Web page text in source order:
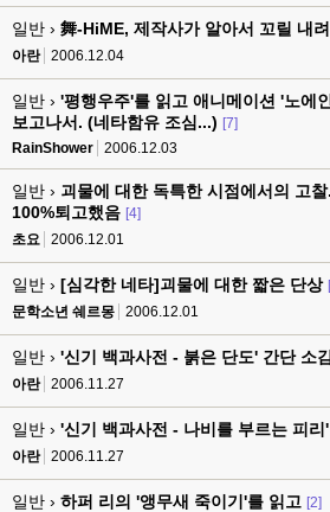
일반 › 舞-HiME, 제작사가 알아서 꼬릴 내
아란
2006.12.04
일반 › '평행우주'를 읽고 애니메이션 '노에
보고나서. (네타함유 조심...) [7]
RainShower
2006.12.03
일반 › 괴물에 대한 독특한 시점에서의 고
100%퇴고했음 [4]
초요
2006.12.01
일반 › [심각한 네타]괴물에 대한 짧은 단상
문학소년 쉐르몽
2006.12.01
일반 › '신기 백과사전 - 붉은 단도' 간단 소
아란
2006.11.27
일반 › '신기 백과사전 - 나비를 부르는 피
아란
2006.11.27
일반 › 하퍼 리의 '앵무새 죽이기'를 읽고 [2]